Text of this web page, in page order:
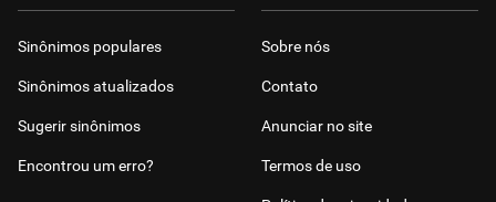
Sinônimos populares
Sinônimos atualizados
Sugerir sinônimos
Encontrou um erro?
Sobre nós
Contato
Anunciar no site
Termos de uso